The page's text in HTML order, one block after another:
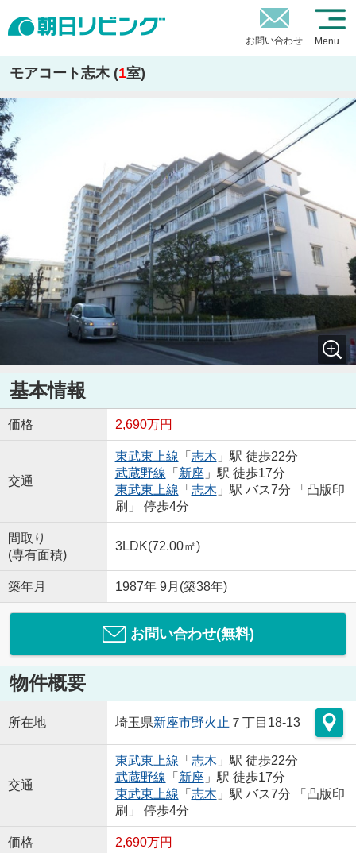
お問い合わせ Menu
モアコート志木 (1室)
基本情報
価格 2,690万円
交通
東武東上線 「 志木 」駅 徒歩22分
武蔵野線 「 新座 」駅 徒歩17分
東武東上線 「 志木 」駅 バス7分 「凸版印
刷」 停歩4分
間取り
(専有面積)
3LDK(72.00㎡)
築年月 1987年 9月(築38年)
お問い合わせ(無料)
物件概要
所在地 埼玉県新座市野火止 ７丁目18-13
交通
東武東上線 「 志木 」駅 徒歩22分
武蔵野線 「 新座 」駅 徒歩17分
東武東上線 「 志木 」駅 バス7分 「凸版印
刷」 停歩4分
価格 2,690万円